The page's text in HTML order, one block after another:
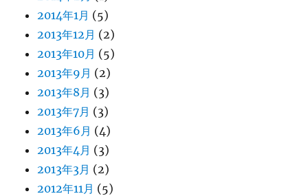
2014年1月 (5)
2013年12月 (2)
2013年10月 (5)
2013年9月 (2)
2013年8月 (3)
2013年7月 (3)
2013年6月 (4)
2013年4月 (3)
2013年3月 (2)
2012年11月 (5)